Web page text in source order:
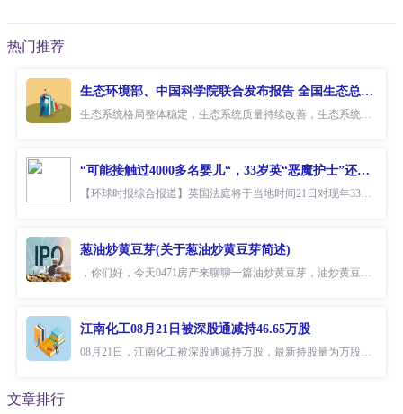
热门推荐
生态环境部、中国科学院联合发布报告 全国生态总体稳中向好
“可能接触过4000多名婴儿“，33岁英“恶魔护士”还有惊人罪行！
【环球时报综合报道】英国法庭将于当地时间21日对现年33岁的护士露西·
葱油炒黄豆芽(关于葱油炒黄豆芽简述)
江南化工08月21日被深股通减持46.65万股
文章排行